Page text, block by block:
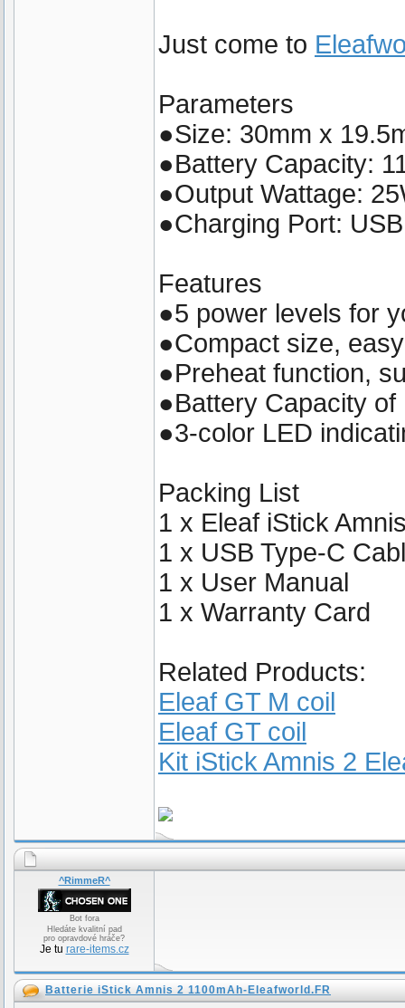
Just come to
Parameters
●Size: 30mm x
●Battery Capacity:
●Output Wattage:
●Charging Port:
Features
●5 power levels for
●Compact size,
●Preheat function,
●Battery Capacity of
●3-color LED
Packing List
1 x Eleaf iStick
1 x USB Type-C
1 x User Manual
1 x Warranty Card
Related Products:
Eleaf GT M coil
Eleaf GT coil
Kit iStick Amnis 2
^RimmeR^
Bot fora
Hledáte kvalitní pad
pro opravdové hráče?
Je tu rare-items.cz
Batterie iStick Amnis 2 1100mAh-Eleafworld.FR